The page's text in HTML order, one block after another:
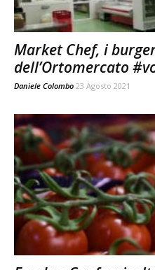
Market Chef, i
dell’Ortomercato
Daniele Colombo 23 Agosto 2021